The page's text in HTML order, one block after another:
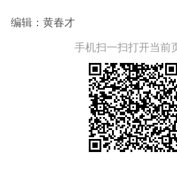
编辑：黄春才
手机扫一扫打开当前